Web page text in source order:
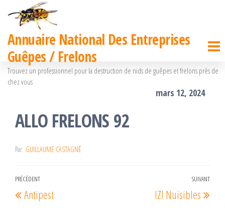
Passer
contenu
Annuaire National Des Entreprises
Guêpes / Frelons
Trouvez un professionnel pour la destruction de nids de guêpes et frelons près de
chez vous
mars 12, 2024
ALLO FRELONS 92
Par GUILLAUME CASTAGNÉ
Navigation
de
Article
précédent
PRÉCÉDENT
Antipest
SUIVANT
IZI Nuisibles